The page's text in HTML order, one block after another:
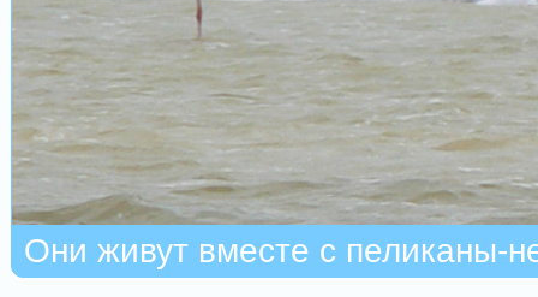
Они живут вместе с пеликаны-